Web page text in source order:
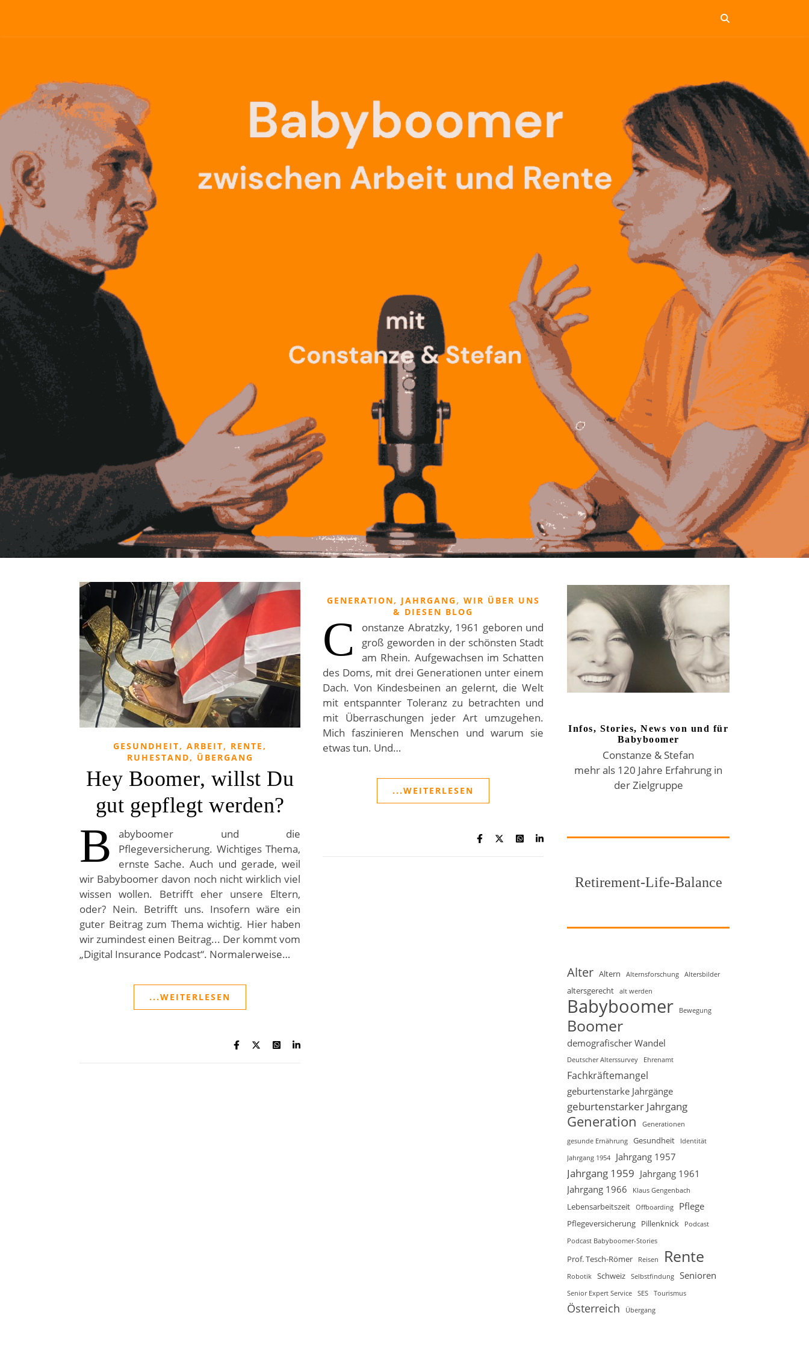
GESUNDHEIT, ARBEIT, RENTE,
RUHESTAND, ÜBERGANG
Hey Boomer, willst Du
gut gepflegt werden?
B
abyboomer und die
Pflegeversicherung. Wichtiges Thema,
ernste Sache. Auch und gerade, weil
wir Babyboomer davon noch nicht wirklich viel
wissen wollen. Betrifft eher unsere Eltern,
oder? Nein. Betrifft uns. Insofern wäre ein
guter Beitrag zum Thema wichtig. Hier haben
wir zumindest einen Beitrag... Der kommt vom
„Digital Insurance Podcast“. Normalerweise…
...WEITERLESEN
GENERATION, JAHRGANG , WIR ÜBER UNS
& DIESEN BLOG
C
onstanze Abratzky, 1961 geboren und
groß geworden in der schönsten Stadt
am Rhein. Aufgewachsen im Schatten
des Doms, mit drei Generationen unter einem
Dach. Von Kindesbeinen an gelernt, die Welt
mit entspannter Toleranz zu betrachten und
mit Überraschungen jeder Art umzugehen.
Mich faszinieren Menschen und warum sie
etwas tun. Und…
...WEITERLESEN
Infos, Stories, News von und für
Babyboomer
Constanze & Stefan
mehr als 120 Jahre Erfahrung in
der Zielgruppe
Retirement-Life-Balance
Alter Altern Alternsforschung Altersbilder
altersgerecht alt werden
Babyboomer Bewegung
Boomer
demografischer Wandel
Deutscher Alterssurvey Ehrenamt
Fachkräftemangel
geburtenstarke Jahrgänge
geburtenstarker Jahrgang
Generation
Generationen
gesunde Ernährung
Gesundheit
Identität
Jahrgang 1954
Jahrgang 1957
Jahrgang 1959 Jahrgang 1961
Jahrgang 1966
Klaus Gengenbach
Lebensarbeitszeit Offboarding Pflege
Pflegeversicherung Pillenknick
Podcast
Podcast Babyboomer-Stories
Prof. Tesch-Römer Reisen Rente
Robotik Schweiz Selbstfindung Senioren
Senior Expert Service SES Tourismus
Österreich Übergang